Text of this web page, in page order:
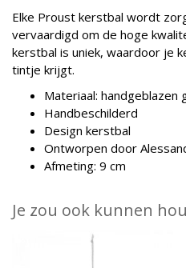
Elke Proust kerstbal wordt
vervaardigd om de hoge
kerstbal is uniek, waardoor je
tintje krijgt.
Materiaal: handgeblazen
Handbeschilderd
Design kerstbal
Ontworpen door
Afmeting: 9 cm
Je zou ook kunnen